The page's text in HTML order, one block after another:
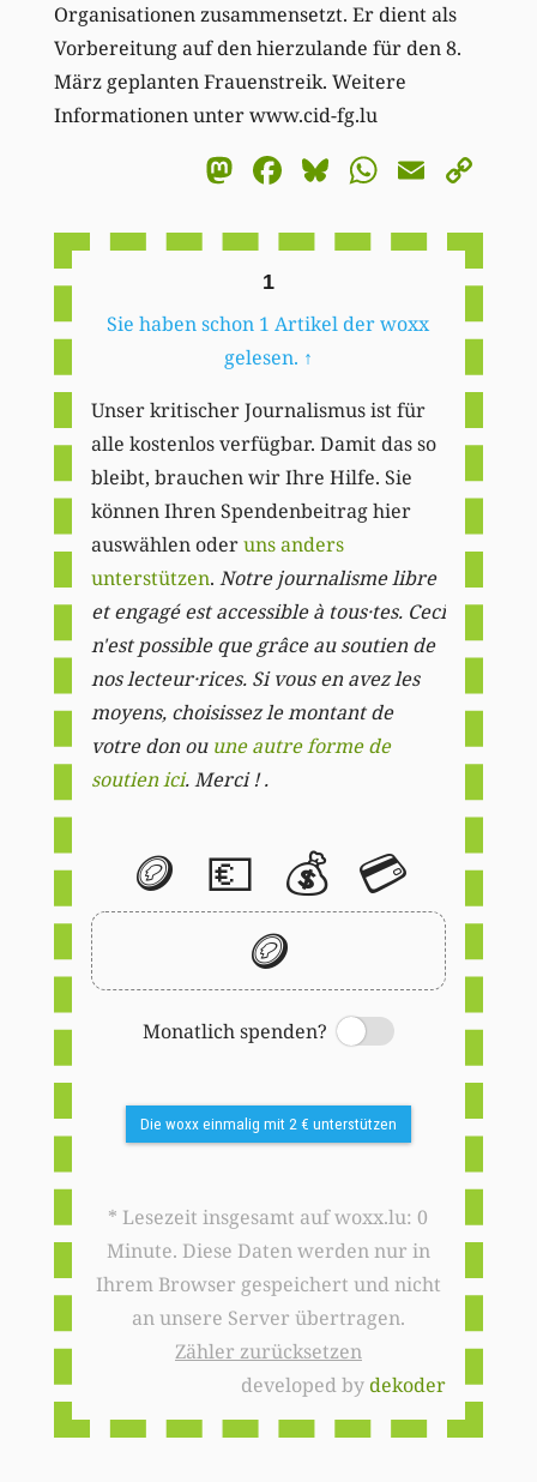
Organisationen zusammensetzt. Er dient als
Vorbereitung auf den hierzulande für den 8.
März geplanten Frauenstreik. Weitere
Informationen unter www.cid-fg.lu
Mastodon
Facebook
BlueskyEmail
1
Sie haben schon 1 Artikel der woxx
gelesen. ↑
Unser kritischer Journalismus ist für
alle kostenlos verfügbar. Damit das so
bleibt, brauchen wir Ihre Hilfe. Sie
können Ihren Spendenbeitrag hier
auswählen oderuns anders
unterstützen. Notre journalisme libre
et engagé est accessible à tous·tes. Ceci
n'est possible que grâce au soutien de
nos lecteur·rices. Si vous en avez les
moyens, choisissez le montant de
votre don ou une autre forme de
soutien ici. Merci ! .
🪙 💶 💰 💳
🪙
Monatlich spenden?
Switch
Die woxx einmalig mit 2 € unterstützen
* Lesezeit insgesamt auf woxx.lu: 0
Minute. Diese Daten werden nur in
Ihrem Browser gespeichert und nicht
an unsere Server übertragen.
Zähler zurücksetzen
developed bydekoder